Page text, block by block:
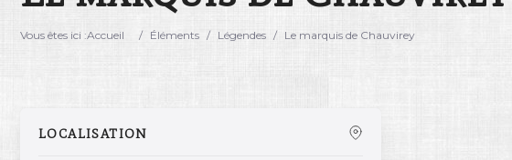
Vous êtes ici :Accueil / Éléments / Légendes / Le marquis de Chauvirey
LOCALISATION